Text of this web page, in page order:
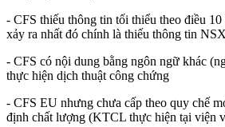
- CFS thiếu thông tin tối thiểu theo điều
xảy ra nhất đó chính là thiếu thông tin
- CFS có nội dung bằng ngôn ngữ khác
thực hiện dịch thuật công chứng
- CFS EU nhưng chưa cấp theo quy chế
định chất lượng (KTCL thực hiện tại viện